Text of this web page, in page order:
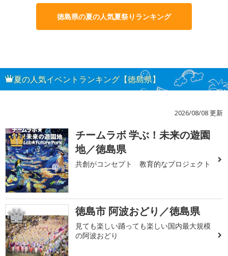
徳島県の夏の人気夏祭りランキング
夏の人気イベントランキング【徳島県】
2026/08/08 更新
1
チームラボ 学ぶ！未来の遊園
地／徳島県
共創がコンセプト 教育的なプロジェクト
2 徳島市 阿波おどり／徳島県
見ても楽しい踊っても楽しい国内最大規模
の阿波おどり